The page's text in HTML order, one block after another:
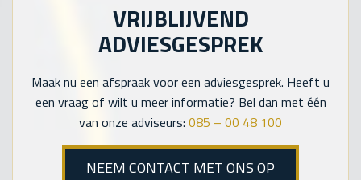
VRIJBLIJVEND
ADVIESGESPREK
Maak nu een afspraak voor een adviesgesprek. Heeft u
een vraag of wilt u meer informatie? Bel dan met één
van onze adviseurs: 085 – 00 48 100
NEEM CONTACT MET ONS OP